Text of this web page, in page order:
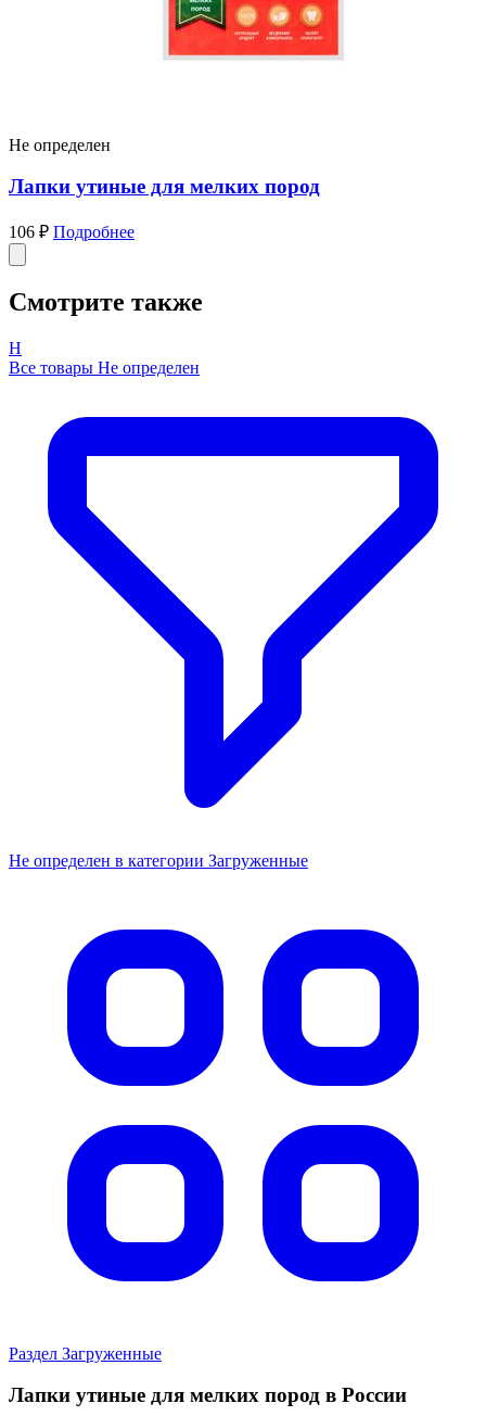
Не определен
Лапки утиные для мелких пород
106 ₽ Подробнее
Смотрите также
Н
Все товары Не определен
Не определен в категории Загруженные
Раздел Загруженные
Лапки утиные для мелких пород в России